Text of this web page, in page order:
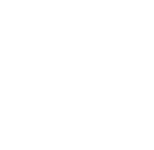
acronyms?
gli acronimi a parlare:
organizzazioni. Ma i
siano inaffidabili, ma
articolo esplora un
senza persone
non generano fiducia La